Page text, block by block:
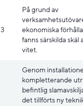
På grund av
ekonomiska
fanns särskilda skäl
vitet.
Genom
kompletterande
befintlig
det tillförts ny